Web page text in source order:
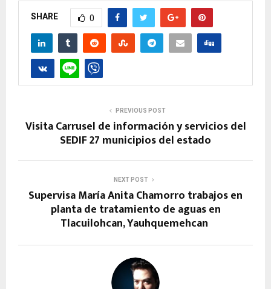
SHARE 0
PREVIOUS POST
Visita Carrusel de información y servicios del
SEDIF 27 municipios del estado
NEXT POST
Supervisa María Anita Chamorro trabajos en
planta de tratamiento de aguas en
Tlacuilohcan, Yauhquemehcan